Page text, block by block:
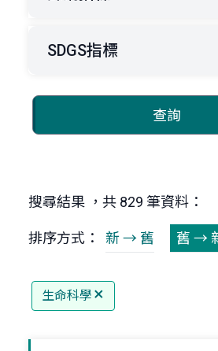
SDGS指標
查詢
搜尋結果 ，共 829 筆資料：
排序方式： 新 → 舊 舊 →
生命科學